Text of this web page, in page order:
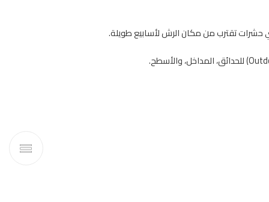
حشرات تقترب من مكان الرش لأسابيع طويلة.